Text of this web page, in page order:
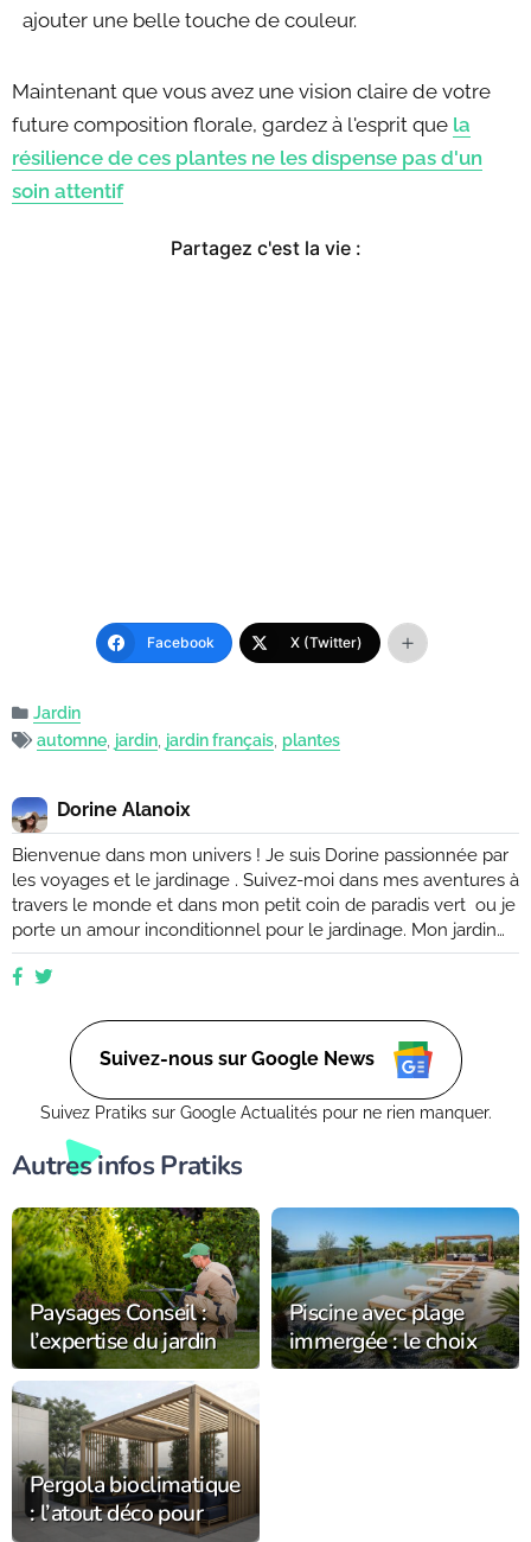
ajouter une belle touche de couleur.
Maintenant que vous avez une vision claire de votre
future composition florale, gardez à l'esprit que la
résilience de ces plantes ne les dispense pas d'un
soin attentif
Partagez c'est la vie :
Facebook X (Twitter)
Jardin
automne jardin jardin français plantes
Dorine Alanoix
Bienvenue dans mon univers ! Je suis Dorine passionnée par
les voyages et le jardinage . Suivez-moi dans mes aventures à
travers le monde et dans mon petit coin de paradis vert ou je
porte un amour inconditionnel pour le jardinage. Mon jardin
est mon havre de paix, un endroit où je peux me ressourcer
et m'émerveiller devant la beauté de la nature. Suivez mes
ce soit dans un petit coin de balcon ou dans un vaste espace
verdoyant. Suivez-nous sur Google News
Suivez Pratiks sur Google Actualités pour ne rien manquer.
Autres infos Pratiks
Paysages Conseil :
l’expertise du jardin
s’installe
durablement dans
l’Orne
Piscine avec plage
immergée : le choix
tendance chez
Pergola bioclimatique
: l’atout déco pour